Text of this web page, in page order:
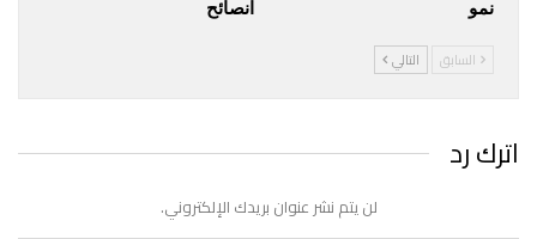
نمو
انصائح
السابق التالي
اترك رد
لن يتم نشر عنوان بريدك الإلكتروني.